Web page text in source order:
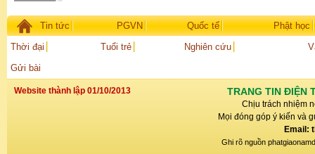
Tin tức PGVN Quốc tế
Phật học
Thời đại
Tuổi trẻ Nghiên cứu
Gửi bài
Website thành lập 01/10/2013 TRANG TIN ĐIỆN
Chịu trách nhiệm
Mọi đóng góp ý kiến và
Email:
Ghi rõ nguồn